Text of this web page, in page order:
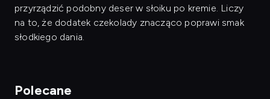
przyrządzić podobny deser w słoiku po kremie. Liczy
na to, że dodatek czekolady znacząco poprawi smak
słodkiego dania.
Polecane